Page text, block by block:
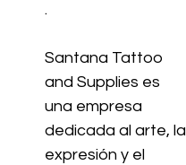
.
Santana Tattoo
and Supplies es
una empresa
dedicada al arte, la
expresión y el